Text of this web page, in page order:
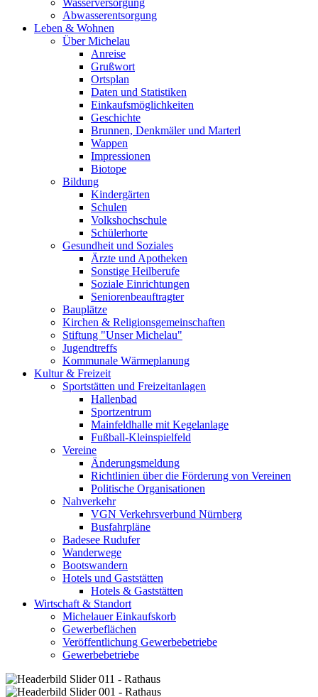
Wasserversorgung
Abwasserentsorgung
Leben & Wohnen
Über Michelau
Anreise
Grußwort
Ortsplan
Daten und Statistiken
Einkaufsmöglichkeiten
Geschichte
Brunnen, Denkmäler und Marterl
Wappen
Impressionen
Biotope
Bildung
Kindergärten
Schulen
Volkshochschule
Schülerhorte
Gesundheit und Soziales
Ärzte und Apotheken
Sonstige Heilberufe
Soziale Einrichtungen
Seniorenbeauftragter
Bauplätze
Kirchen & Religionsgemeinschaften
Stiftung "Unser Michelau"
Jugendtreffs
Kommunale Wärmeplanung
Kultur & Freizeit
Sportstätten und Freizeitanlagen
Hallenbad
Sportzentrum
Mainfeldhalle mit Kegelanlage
Fußball-Kleinspielfeld
Vereine
Änderungsmeldung
Richtlinien über die Förderung von Vereinen
Politische Organisationen
Nahverkehr
VGN Verkehrsverbund Nürnberg
Busfahrpläne
Badesee Rudufer
Wanderwege
Bootswandern
Hotels und Gaststätten
Hotels & Gaststätten
Wirtschaft & Standort
Michelauer Einkaufskorb
Gewerbeflächen
Veröffentlichung Gewerbebetriebe
Gewerbebetriebe